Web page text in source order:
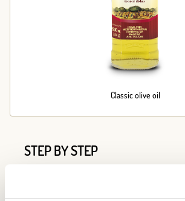
Classic olive oil
STEP BY STEP
Preheat the oven to 180 ºC. Wash the